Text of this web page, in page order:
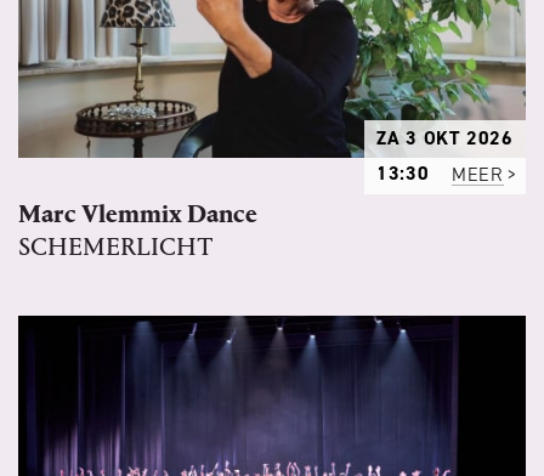
ZA 3 OKT 2026
13:30
MEER
Marc Vlemmix Dance
SCHEMERLICHT